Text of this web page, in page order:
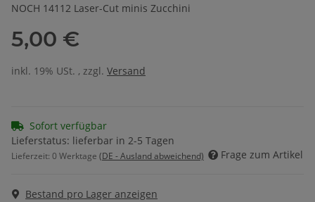
NOCH 14112 Laser-Cut minis Zucchini
5,00 €
inkl. 19% USt. , zzgl. Versand
Sofort verfügbar
Lieferstatus: lieferbar in 2-5 Tagen
Lieferzeit: 0 Werktage (DE - Ausland abweichend) Frage zum Artikel
Bestand pro Lager anzeigen